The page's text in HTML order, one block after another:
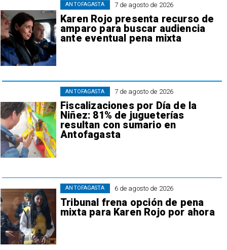
7 de agosto de 2026
Karen Rojo presenta recurso de
amparo para buscar audiencia
ante eventual pena mixta
ANTOFAGASTA
7 de agosto de 2026
Fiscalizaciones por Día de la
Niñez: 81% de jugueterías
resultan con sumario en
Antofagasta
ANTOFAGASTA
6 de agosto de 2026
Tribunal frena opción de pena
mixta para Karen Rojo por ahora
ANTOFAGASTA